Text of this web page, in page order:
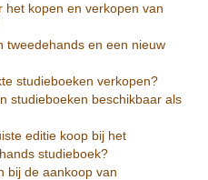
het kopen en verkopen van
tweedehands en een nieuw
studieboeken verkopen?
studieboeken beschikbaar als
editie koop bij het
studieboek?
bij de aankoop van